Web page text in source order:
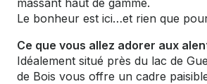
massant haut de gamme.
Le bonheur est ici…et rien que
Ce que vous allez adorer aux
Idéalement situé près du lac de
de Bois vous offre un cadre